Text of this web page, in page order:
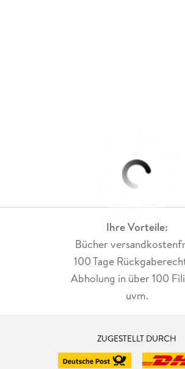
Ihre Vorteile:
Bücher
100 Tage
Abholung in über 100
uvm.
ZUGESTELLT DURCH